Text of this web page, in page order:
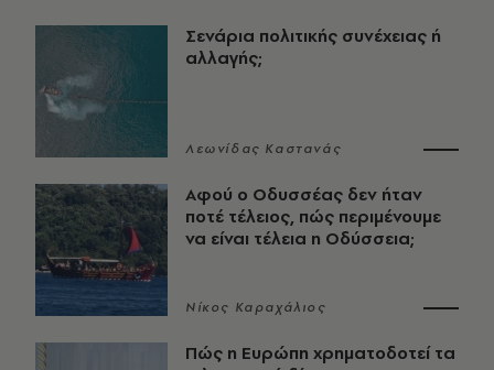
Σενάρια πολιτικής συνέχειας ή
αλλαγής;
Λεωνίδας Καστανάς
Αφού ο Οδυσσέας δεν ήταν
ποτέ τέλειος, πώς περιμένουμε
να είναι τέλεια η Οδύσσεια;
Νίκος Καραχάλιος
Πώς η Ευρώπη χρηματοδοτεί τα